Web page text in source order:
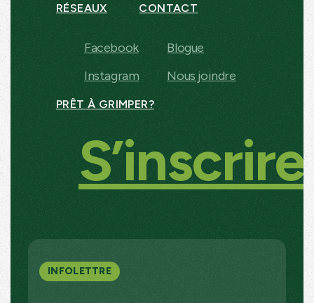
RÉSEAUX
Facebook
Instagram
CONTACT
Blogue
Nous joindre
PRÊT À GRIMPER?
S’inscrire
INFOLETTRE